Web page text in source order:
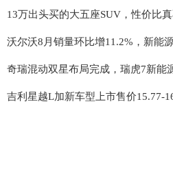
13万出头买的大五座SUV，性价比
沃尔沃8月销量环比增11.2%，新能
奇瑞混动双星布局完成，瑞虎7新能
吉利星越L加新车型上市售价15.77-